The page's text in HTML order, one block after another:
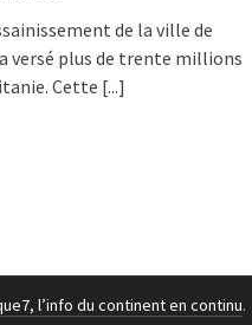
de la ville de
versé plus de trente millions
Cette [...]
l’info du continent en continu.